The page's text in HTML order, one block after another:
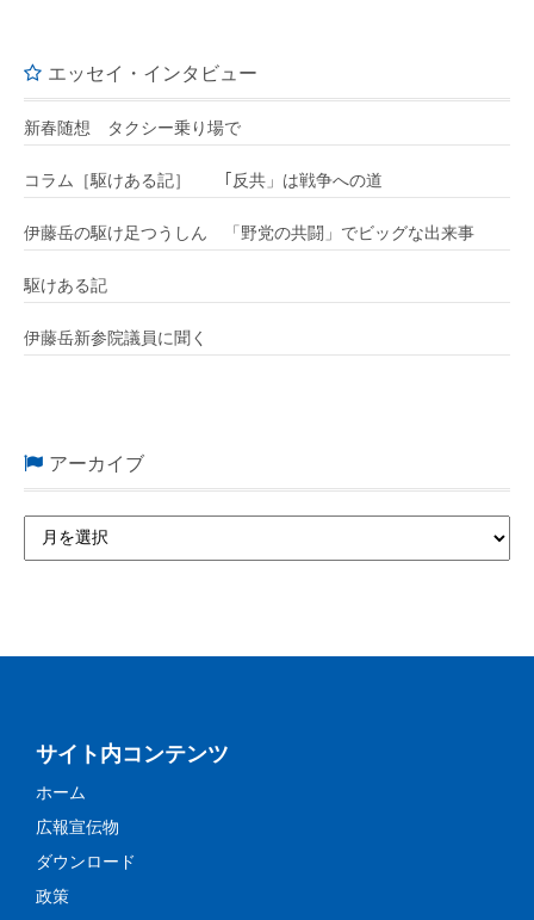
エッセイ・インタビュー
新春随想 タクシー乗り場で
コラム［駆けある記］ ｢反共」は戦争への道
伊藤岳の駆け足つうしん 「野党の共闘」でビッグな出来事
駆けある記
伊藤岳新参院議員に聞く
アーカイブ
サイト内コンテンツ
ホーム
広報宣伝物
ダウンロード
政策